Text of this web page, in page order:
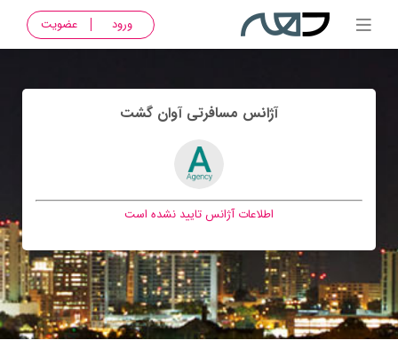
ورود عضویت
آژانس مسافرتی آوان گشت
اطلاعات آژانس تایید نشده است